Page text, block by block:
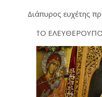
Διάπυρος ευχέτης
†Ο